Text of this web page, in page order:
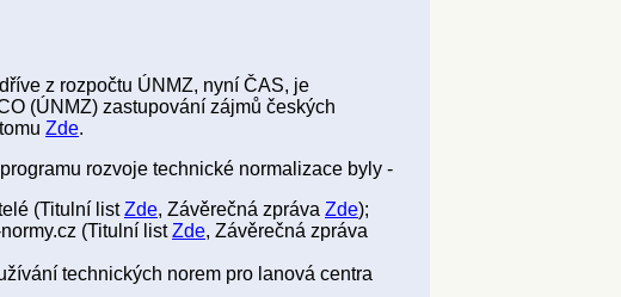
z rozpočtu ÚNMZ, nyní ČAS, je
(ÚNMZ) zastupování zájmů českých
Zde.
rozvoje technické normalizace byly -
(Titulní listZde, Závěrečná zpráva Zde);
(Titulní listZde, Závěrečná zpráva
technických norem pro lanová centra